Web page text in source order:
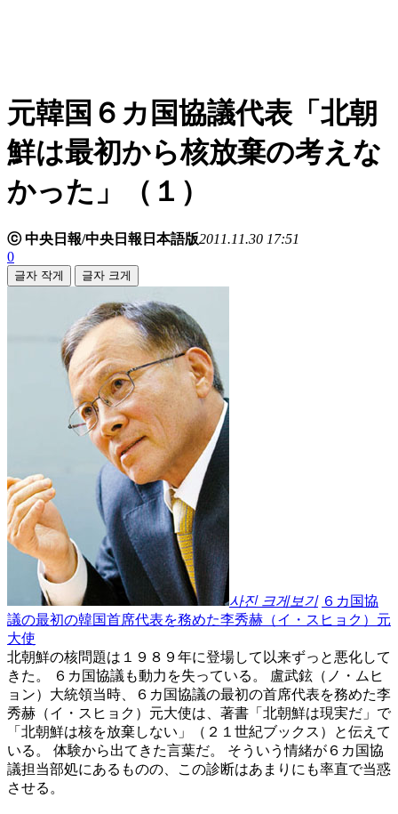
元韓国６カ国協議代表「北朝
鮮は最初から核放棄の考えな
かった」（１）
ⓒ 中央日報/中央日報日本語版2011.11.30 17:51
0
글자 작게 글자 크게
사진 크게보기 ６カ国協
議の最初の韓国首席代表を務めた李秀赫（イ・スヒョク）元
大使
北朝鮮の核問題は１９８９年に登場して以来ずっと悪化して
きた。 ６カ国協議も動力を失っている。 盧武鉉（ノ・ムヒ
ョン）大統領当時、６カ国協議の最初の首席代表を務めた李
秀赫（イ・スヒョク）元大使は、著書「北朝鮮は現実だ」で
「北朝鮮は核を放棄しない」（２１世紀ブックス）と伝えて
いる。 体験から出てきた言葉だ。 そういう情緒が６カ国協
議担当部処にあるものの、この診断はあまりにも率直で当惑
させる。